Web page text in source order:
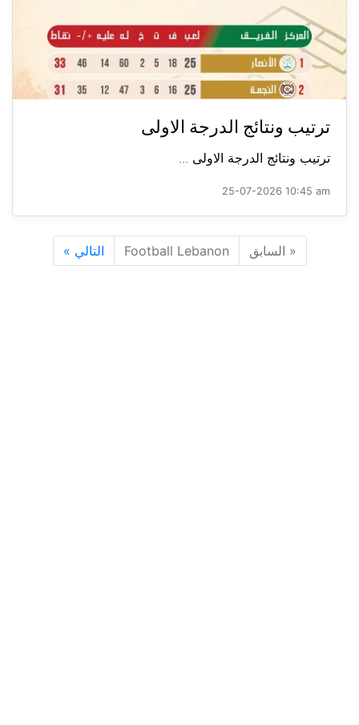
ترتيب ونتائج الدرجة الاولى
ترتيب ونتائج الدرجة الاولى ...
25-07-2026 10:45 am
« السابق Football Lebanon التالي »